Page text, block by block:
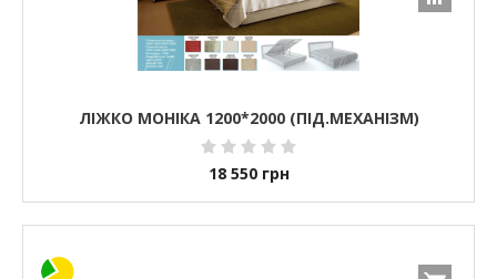
ЛІЖКО МОНІКА 1200*2000 (ПІД.МЕХАНІЗМ)
18 550 грн